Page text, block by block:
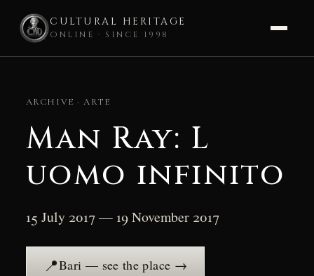
CULTURAL HERITAGE
ONLINE · SINCE 1998
contentARCHIVE · ARTE
Man Ray: L
uomo infinito
15 July 2017 — 19 November 2017
📍Bari — see the place →